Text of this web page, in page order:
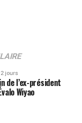
jours
de l’ex-président
Wiyao